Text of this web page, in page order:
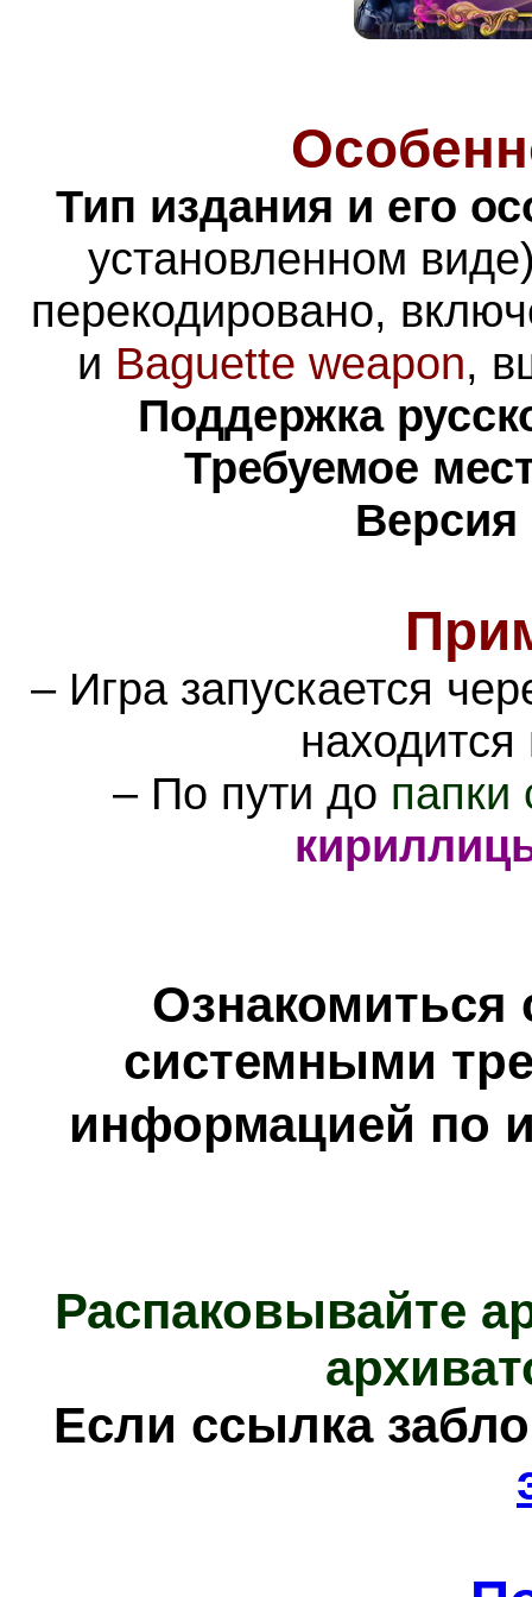
Тип издания и его
установленном
перекодировано,
и Baguette weapon,
Поддержка
Требуемое
– Игра запускается
– По пути до папки
Ознакомиться
системными
информацией по
Распаковывайте
Если ссылка